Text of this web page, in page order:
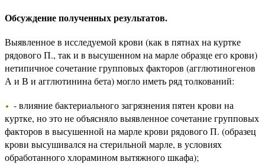
Обсуждение полученных результатов.
Выявленное в исследуемой крови (как в пятнах на куртке
рядового П., так и в высушенном на марле образце его крови)
нетипичное сочетание групповых факторов (агглютиногенов
А и В и агглютинина бета) могло иметь ряд толкований:
- влияние бактериального загрязнения пятен крови на
куртке, но это не объясняло выявленное сочетание групповых
факторов в высушенной на марле крови рядового П. (образец
крови высушивался на стерильной марле, в условиях
обработанного хлорамином вытяжного шкафа);